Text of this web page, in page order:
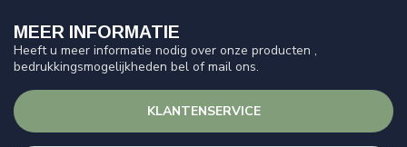
MEER INFORMATIE
Heeft u meer informatie nodig over onze producten ,
bedrukkingsmogelijkheden bel of mail ons.
KLANTENSERVICE